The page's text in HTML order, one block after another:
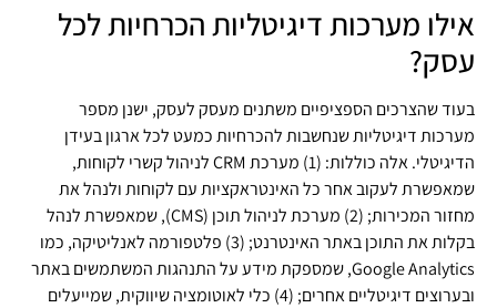
אילו מערכות דיגיטליות הכרחיות לכל
עסק?
בעוד שהצרכים הספציפיים משתנים מעסק לעסק, ישנן מספר
מערכות דיגיטליות שנחשבות להכרחיות כמעט לכל ארגון בעידן
הדיגיטלי. אלה כוללות: (1) מערכת CRM לניהול קשרי לקוחות,
שמאפשרת לעקוב אחר כל האינטראקציות עם לקוחות ולנהל את
מחזור המכירות; (2) מערכת לניהול תוכן (CMS), שמאפשרת לנהל
בקלות את התוכן באתר האינטרנט; (3) פלטפורמה לאנליטיקה, כמו
Google Analytics, שמספקת מידע על התנהגות המשתמשים באתר
ובערוצים דיגיטליים אחרים; (4) כלי לאוטומציה שיווקית, שמייעלים